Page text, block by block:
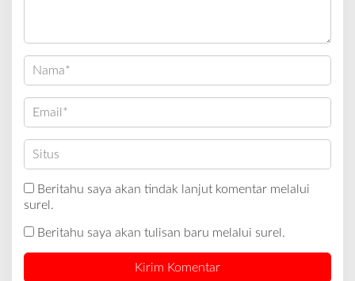
Beritahu saya akan tindak lanjut komentar melalui
surel.
Beritahu saya akan tulisan baru melalui surel.